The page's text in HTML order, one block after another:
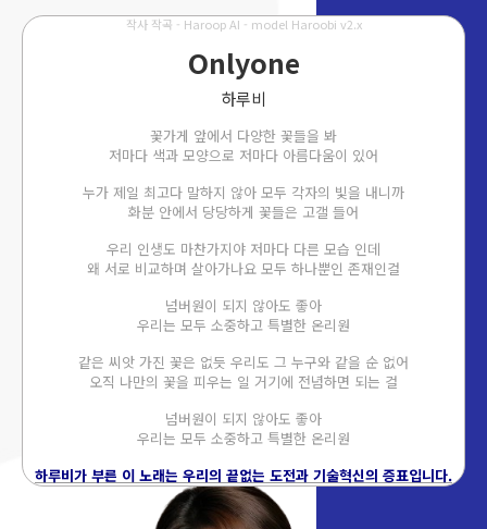
작사 작곡 - Haroop AI - model Haroobi v2.x
Onlyone
하루비
꽃가게 앞에서 다양한 꽃들을 봐
저마다 색과 모양으로 저마다 아름다움이 있어
누가 제일 최고다 말하지 않아 모두 각자의 빛을 내니까
화분 안에서 당당하게 꽃들은 고갤 들어
우리 인생도 마찬가지야 저마다 다른 모습 인데
왜 서로 비교하며 살아가나요 모두 하나뿐인 존재인걸
넘버원이 되지 않아도 좋아
우리는 모두 소중하고 특별한 온리원
같은 씨앗 가진 꽃은 없듯 우리도 그 누구와 같을 순 없어
오직 나만의 꽃을 피우는 일 거기에 전념하면 되는 걸
넘버원이 되지 않아도 좋아
우리는 모두 소중하고 특별한 온리원
하루비가 부른 이 노래는 우리의 끝없는 도전과 기술혁신의 증표입니다.